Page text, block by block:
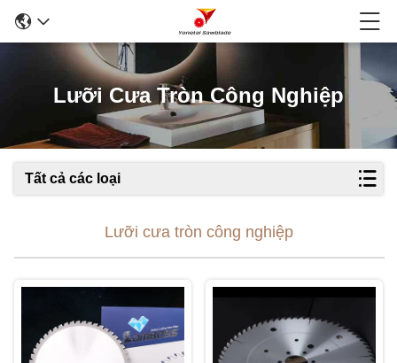
Lưỡi Cưa Tròn Công Nghiệp
Tất cả các loại
Lưỡi cưa tròn công nghiệp